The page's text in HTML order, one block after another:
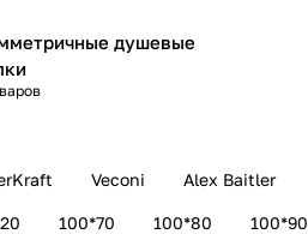
душевые
Veconi Alex Baitler
100*70 100*80 100*90